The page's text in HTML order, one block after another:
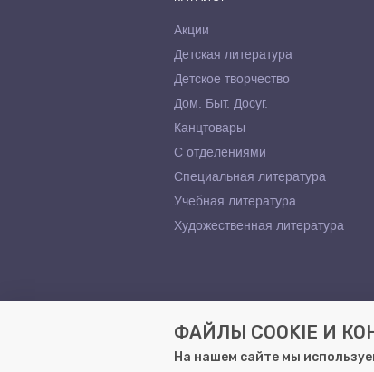
Акции
Детская литература
Детское творчество
Дом. Быт. Досуг.
Канцтовары
С отделениями
Специальная литература
Учебная литература
Художественная литература
ФАЙЛЫ COOKIE И
На нашем сайте мы